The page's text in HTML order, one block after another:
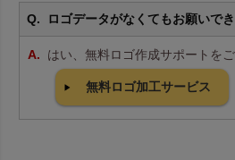
ロゴデータがなくてもお願いで
はい、無料ロゴ作成サポートをご
無料ロゴ加工サービス